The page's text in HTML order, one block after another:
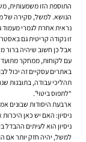
התוספת הזו משמעותית,
נראית אחרת לגמרי
זו נקודה קריטית גם
אבל כן חשוב שיהיה ברור
עם לקוחות, ממחקר
באתרים עסקיים זה יכול
תהליכי עבודה, בתובנות
“לתפוס ביטוי”.
ארבעת היסודות שבונים
ניסיון: האם יש כאן
ניסיון הוא לעיתים ההבדל
למשל, יהיה חזק יותר אם